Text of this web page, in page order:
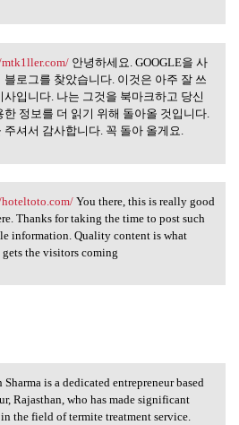
안녕하세요.
안녕하세요. GOOGLE을 사
블로그를 찾았습니다. 이것은 아주 잘 쓰
사입니다. 나는 그것을 북마크하고 당신
한 정보를 더 읽기 위해 돌아올 것입니다.
주셔서 감사합니다. 꼭 돌아 올게요.
You
You there, this is really good
Thanks for taking the time to post such
information. Quality content is what
gets the visitors coming
Sharma is a dedicated
Sharma is a dedicated entrepreneur based
Rajasthan, who has made significant
the field of termite treatment service.